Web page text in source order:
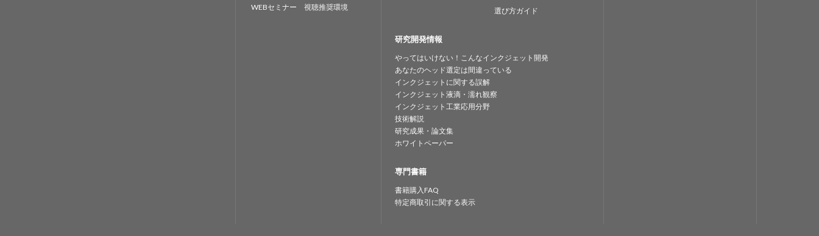
WEBセミナー 視聴推奨環境
選び方ガイド
研究開発情報
やってはいけない！こんなインクジェット開発
あなたのヘッド選定は間違っている
インクジェットに関する誤解
インクジェット液滴・濡れ観察
インクジェット工業応用分野
技術解説
研究成果・論文集
ホワイトペーパー
専門書籍
書籍購入FAQ
特定商取引に関する表示